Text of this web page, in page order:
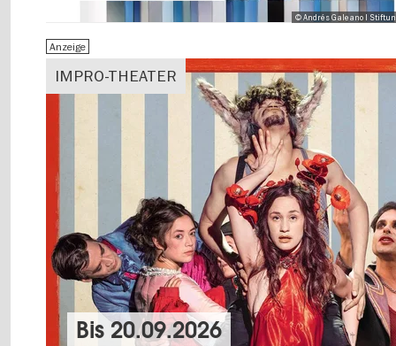
© Andrés Galeano I
IMPRO-THEATER
Anzeige
Bis20.09.2026